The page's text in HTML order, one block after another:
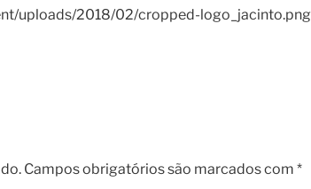
uploads/2018/02/cropped-logo_jacinto.png
Campos obrigatórios são marcados com *